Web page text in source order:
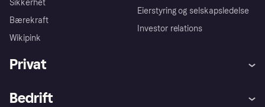
Sikkerhet
Bærekraft
Wikipink
Eierstyring og selskapsledelse
Investor relations
Privat
Bedrift